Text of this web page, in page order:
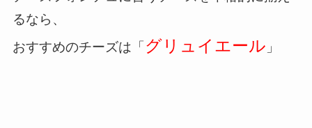
るなら、
おすすめのチーズは「 グリュイエール 」